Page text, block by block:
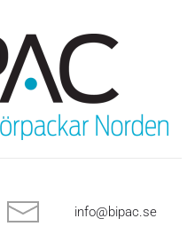
info@bipac.se